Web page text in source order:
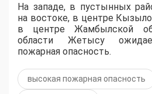
На западе, в пустынных
на востоке, в центре
в центре Жамбылской
области Жетысу
пожарная опасность.
высокая пожарная опасность